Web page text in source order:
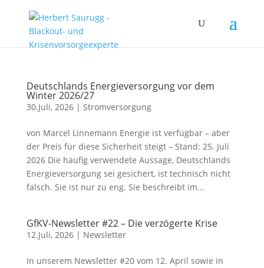
Deutschlands Energieversorgung vor dem
Winter 2026/27
30.Juli, 2026| Stromversorgung
von Marcel Linnemann Energie ist verfügbar – aber
der Preis für diese Sicherheit steigt – Stand: 25. Juli
2026 Die häufig verwendete Aussage, Deutschlands
Energieversorgung sei gesichert, ist technisch nicht
falsch. Sie ist nur zu eng. Sie beschreibt im...
GfKV-Newsletter #22 – Die verzögerte Krise
12.Juli, 2026| Newsletter
In unserem Newsletter #20 vom 12. April sowie in